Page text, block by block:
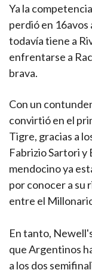
Ya la
perdió en
todavía tiene a
enfrentarse a
brava.
Con un
convirtió en el
Tigre, gracias a
Fabrizio Sartori y
mendocino ya
por conocer a su
entre el
En tanto,
que Argentinos
a los dos